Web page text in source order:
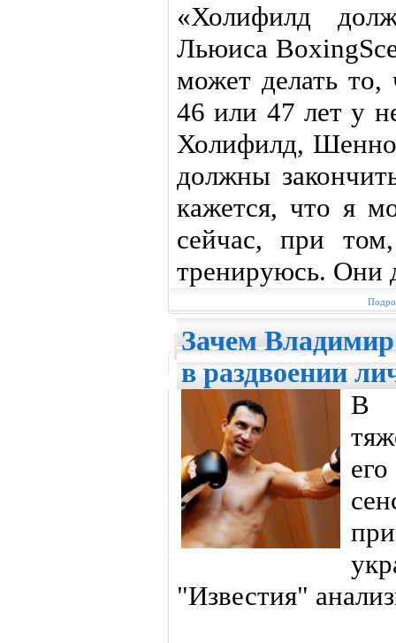
«Холифилд
Льюиса
может делать
46 или 47 лет у
Холифилд,
должны
кажется, что я
сейчас, при
тренируюсь. Они
Зачем
в раздвоении
В
"Известия"